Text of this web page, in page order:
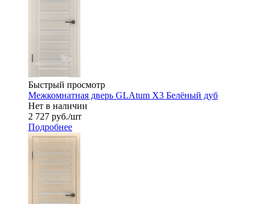
Быстрый просмотр
Межкомнатная дверь GLAtum X3 Белёный дуб
Нет в наличии
2 727 руб./шт
Подробнее